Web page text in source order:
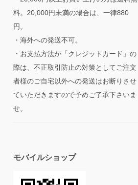
料。20,000円未満の場合は、一律880
円。
・海外への発送不可。
・お支払方法が「クレジットカード」の
際は、不正取引防止の対策としてご注文
者様のご自宅以外への発送はお断りさせ
ていただきますので予めご了承下さいま
せ。
モバイルショップ